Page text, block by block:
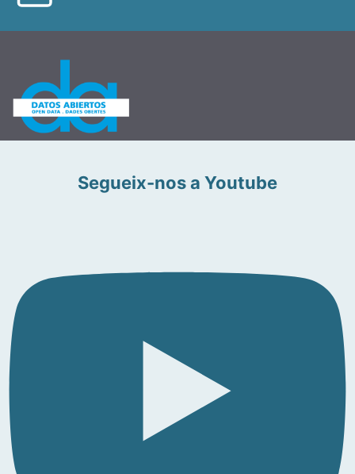
Segueix-nos a Youtube